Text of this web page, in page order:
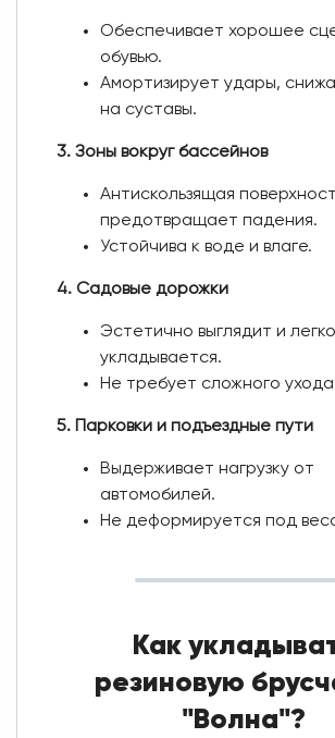
Обеспечивает хорошее
обувью.
Амортизирует удары,
на суставы.
3. Зоны вокруг бассейнов
Антискользящая
предотвращает падения.
Устойчива к воде и влаге.
4. Садовые дорожки
Эстетично выглядит и легко
укладывается.
Не требует сложного
5. Парковки и подъездные пути
Выдерживает нагрузку от
автомобилей.
Не деформируется под
Как
резиновую
"Волна"?